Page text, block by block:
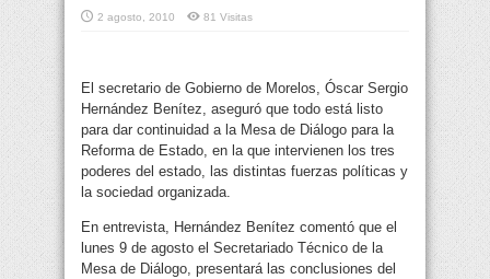
2 agosto, 2010 81 Visitas
El secretario de Gobierno de Morelos, Óscar Sergio
Hernández Benítez, aseguró que todo está listo
para dar continuidad a la Mesa de Diálogo para la
Reforma de Estado, en la que intervienen los tres
poderes del estado, las distintas fuerzas políticas y
la sociedad organizada.
En entrevista, Hernández Benítez comentó que el
lunes 9 de agosto el Secretariado Técnico de la
Mesa de Diálogo, presentará las conclusiones del